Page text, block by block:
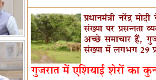
प्रधानमंत्री नरेंद्र
संख्‍या पर प्रसन्‍नता
अच्‍छे समाचार हैं,
संख्‍या में लगभग 29
गुजरात में एशियाई शेरों का